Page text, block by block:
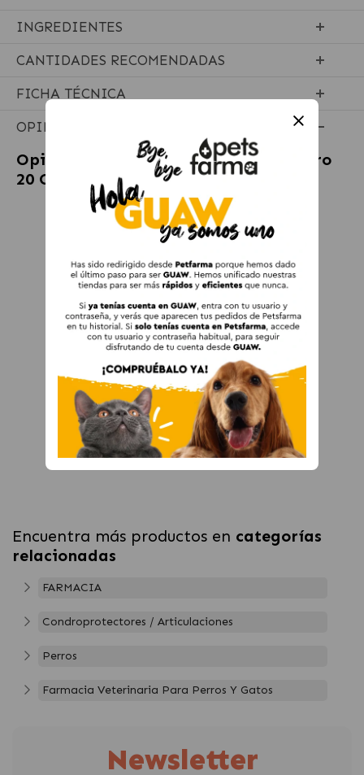
INGREDIENTES
CANTIDADES RECOMENDADAS
FICHA TÉCNICA
OPINIONES
Opiniones sobreHifarmax Omnicondro
20 Condroprotector para Perros
Encuentra más productos en categorías
relacionadas
FARMACIA
Condroprotectores / Articulaciones
Perros
Farmacia Veterinaria Para Perros Y Gatos
Newsletter